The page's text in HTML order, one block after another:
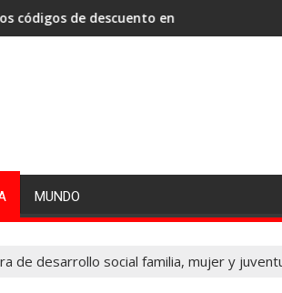
descuento en los haberes de los
El papa León XIV
MUNDO
de desarrollo social familia, mujer y